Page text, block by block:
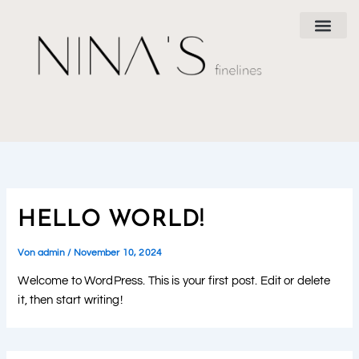
springen
HELLO WORLD!
Vonadmin / November 10, 2024
Welcome to WordPress. This is your first post. Edit or delete
it, then start writing!